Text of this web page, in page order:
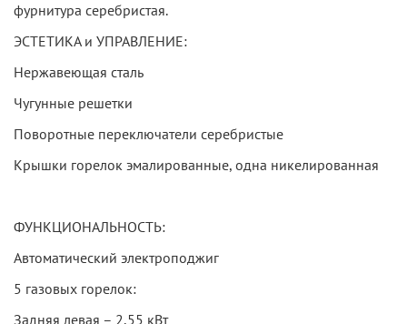
фурнитура серебристая.
ЭСТЕТИКА и УПРАВЛЕНИЕ:
Нержавеющая сталь
Чугунные решетки
Поворотные переключатели серебристые
Крышки горелок эмалированные, одна никелированная
ФУНКЦИОНАЛЬНОСТЬ:
Автоматический электроподжиг
5 газовых горелок:
Задняя левая – 2,55 кВт